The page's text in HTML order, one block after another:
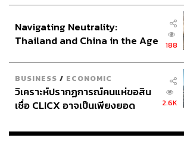
Navigating Neutrality:
Thailand and China in the Age
188
BUSINESS / ECONOMIC
วิเคราะห์ปรากฏการณ์คนแห่ขอสิน
เชื่อ CLICX อาจเป็นเพียงยอด
เรือนไทยที่ถูกซุกไว้
2.6K